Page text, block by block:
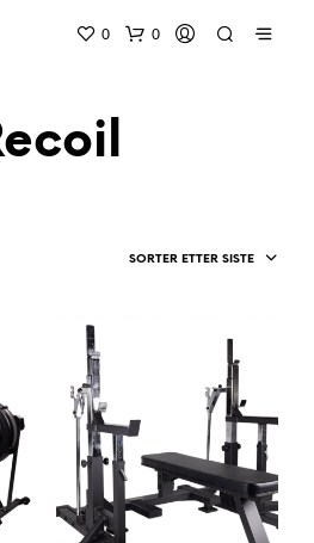
0 0
SORTER ETTER SISTE